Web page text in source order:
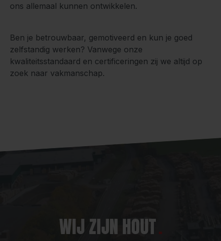
ons allemaal kunnen ontwikkelen.
Ben je betrouwbaar, gemotiveerd en kun je goed
zelfstandig werken? Vanwege onze
kwaliteitsstandaard en certificeringen zij we altijd op
zoek naar vakmanschap.
WIJ ZIJN HOUT